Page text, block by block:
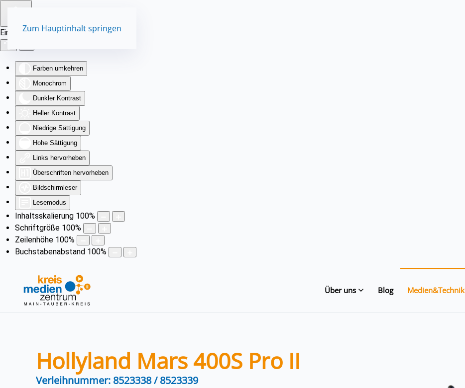
Eingabehilfen öffnen
Farben umkehren
Monochrom
Dunkler Kontrast
Heller Kontrast
Niedrige Sättigung
Hohe Sättigung
Links hervorheben
Überschriften hervorheben
Bildschirmleser
Lesemodus
Inhaltsskalierung 100%
Schriftgröße 100%
Zeilenhöhe 100%
Buchstabenabstand 100%
Zum Hauptinhalt springen
Über uns Blog Medien&Technik
Hollyland Mars 400S Pro II
Verleihnummer: 8523338 / 8523339